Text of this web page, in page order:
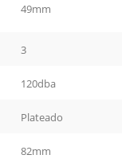
49mm
3
120dba
Plateado
82mm